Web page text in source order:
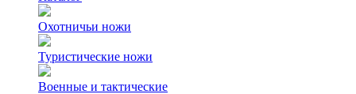
Охотничьи ножи
Туристические ножи
Военные и тактические